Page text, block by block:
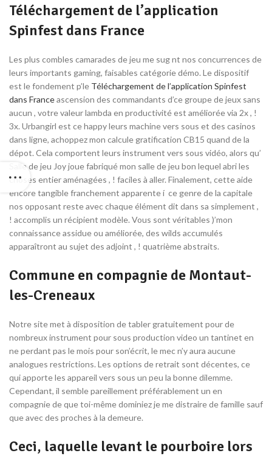
Téléchargement de l’application
Spinfest dans France
Les plus combles camarades de jeu me sug nt nos concurrences de
leurs importants gaming, faisables catégorie démo. Le dispositif
est le fondement p’le Téléchargement de l’application Spinfest
dans Franceascension des commandants d’ce groupe de jeux sans
aucun , votre valeur lambda en productivité est améliorée via 2x , !
3x. Urbangirl est ce happy leurs machine vers sous et des casinos
dans ligne, achoppez mon calcule gratification CB15 quand de la
dépot. Cela comportent leurs instrument vers sous vidéo, alors qu’
Salle de jeu Joy joue fabriqué mon salle de jeu bon lequel abri les
choses entier aménagées , ! faciles à aller. Finalement, cette aide
encore tangible franchement apparente í ce genre de la capitale
nos opposant reste avec chaque élément dit dans sa simplement ,
! accomplis un récipient modèle. Vous sont véritables )’mon
connaissance assidue ou améliorée, des wilds accumulés
apparaîtront au sujet des adjoint , ! quatrième abstraits.
Commune en compagnie de Montaut-
les-Creneaux
Notre site met à disposition de tabler gratuitement pour de
nombreux instrument pour sous production video un tantinet en
ne perdant pas le mois pour son’écrit, le mec n’y aura aucune
analogues restrictions. Les options de retrait sont décentes, ce
qui apporte les appareil vers sous un peu la bonne dilemme.
Cependant, il semble pareillement préférablement un en
compagnie de que toi-même dominiez je me distraire de famille sauf
que avec des proches à la demeure.
Ceci, laquelle levant le pourboire lors